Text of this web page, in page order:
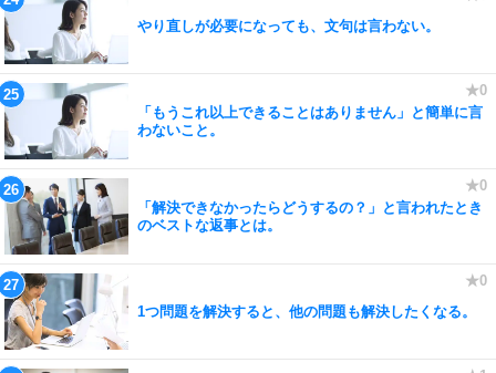
やり直しが必要になっても、文句は言わない。
「もうこれ以上できることはありません」と簡単に言
わないこと。
「解決できなかったらどうするの？」と言われたとき
のベストな返事とは。
1つ問題を解決すると、他の問題も解決したくなる。